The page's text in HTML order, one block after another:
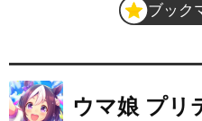
ブック
ウマ娘 プリ